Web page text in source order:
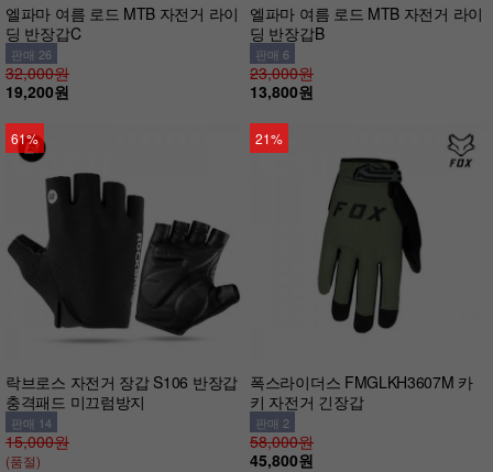
엘파마 여름 로드 MTB 자전거 라이
딩 반장갑C
판매 26
32,000원
19,200원
엘파마 여름 로드 MTB 자전거 라이
딩 반장갑B
판매 6
23,000원
13,800원
61%
락브로스 자전거 장갑 S106 반장갑
충격패드 미끄럼방지
판매 14
15,000원
(품절)
21%
폭스라이더스 FMGLKH3607M 카
키 자전거 긴장갑
판매 2
58,000원
45,800원